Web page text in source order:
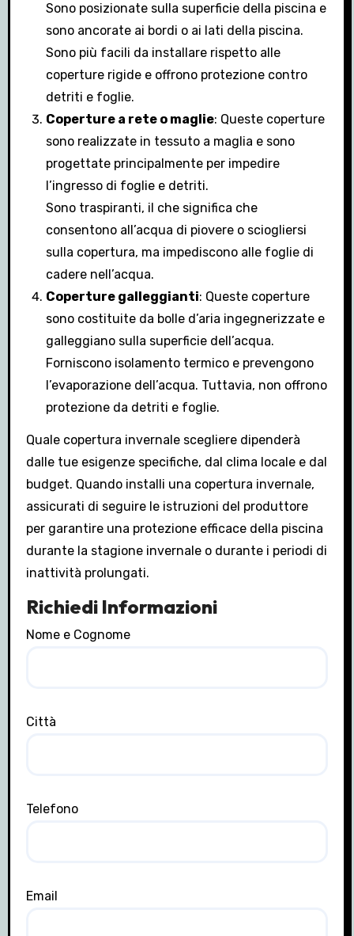
Sono posizionate sulla superficie della piscina e
sono ancorate ai bordi o ai lati della piscina.
Sono più facili da installare rispetto alle
coperture rigide e offrono protezione contro
detriti e foglie.
Coperture a rete o maglie: Queste coperture
sono realizzate in tessuto a maglia e sono
progettate principalmente per impedire
l’ingresso di foglie e detriti.
Sono traspiranti, il che significa che
consentono all’acqua di piovere o sciogliersi
sulla copertura, ma impediscono alle foglie di
cadere nell’acqua.
Coperture galleggianti: Queste coperture
sono costituite da bolle d’aria ingegnerizzate e
galleggiano sulla superficie dell’acqua.
Forniscono isolamento termico e prevengono
l’evaporazione dell’acqua. Tuttavia, non offrono
protezione da detriti e foglie.
Quale copertura invernale scegliere dipenderà
dalle tue esigenze specifiche, dal clima locale e dal
budget. Quando installi una copertura invernale,
assicurati di seguire le istruzioni del produttore
per garantire una protezione efficace della piscina
durante la stagione invernale o durante i periodi di
inattività prolungati.
Richiedi Informazioni
Nome e Cognome
Città
Telefono
Email